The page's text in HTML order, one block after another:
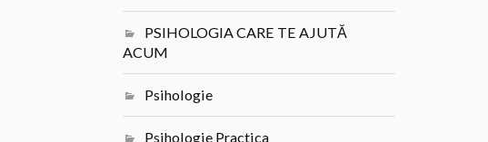
PSIHOLOGIA CARE TE AJUTĂ
ACUM
Psihologie
Psihologie Practica